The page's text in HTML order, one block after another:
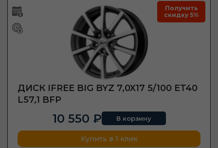
Получить
скидку 5%
ДИСК IFREE BIG BYZ 7,0X17 5/100 ET40
L57,1 BFP
10 550 ₽ В корзину
Купить в 1 клик